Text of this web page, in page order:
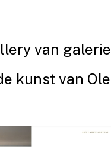
van
kunst van